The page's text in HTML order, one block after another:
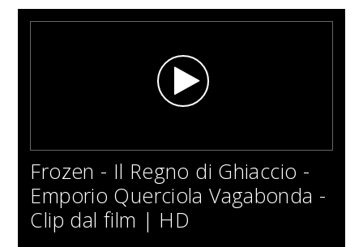
Frozen - Il Regno di Ghiaccio -
Emporio Querciola Vagabonda -
Clip dal film | HD